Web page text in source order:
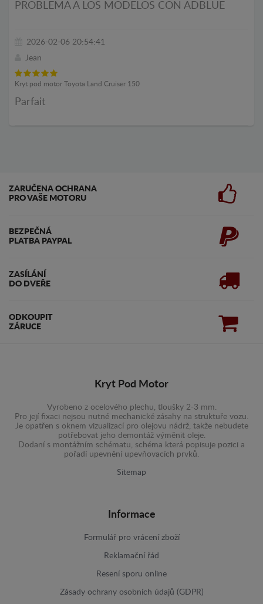
PROBLEMA A LOS MODELOS CON ADBLUE
2026-02-06 20:54:41
Jean
Kryt pod motor Toyota Land Cruiser 150
Parfait
ZARUČENA OCHRANA
PRO VAŠE MOTORU
BEZPEČNÁ
PLATBA PAYPAL
ZASÍLÁNÍ
DO DVEŘE
ODKOUPIT
ZÁRUCE
Kryt Pod Motor
Vyrobeno z ocelového plechu, tloušky 2-3 mm.
Pro její fixaci nejsou nutné mechanické zásahy na struktuře vozu.
Je opatřen s oknem vizualizací pro olejovu nádrž, takže nebudete
potřebovat jeho demontáž výměnit oleje.
Dodaní s montážním schématu, schéma která popisuje pozici a
pořadí upevnění upevňovacích prvků.
Sitemap
Informace
Formulář pro vrácení zboží
Reklamační řád
Resení sporu online
Zásady ochrany osobních údajů (GDPR)